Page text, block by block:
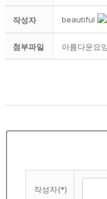
작성자 beautiful
첨부파일 아름다운요
작성자(*)